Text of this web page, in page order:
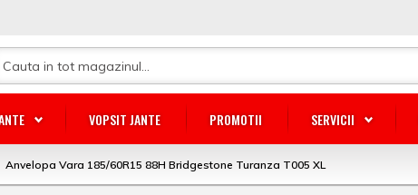
VOPSIT JANTE PROMOTII SERVICII
Anvelopa Vara 185/60R15 88H Bridgestone Turanza T005 XL